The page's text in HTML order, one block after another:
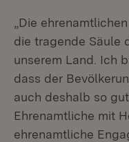
„Die
die tragende Säule
unserem Land. Ich
dass der
auch deshalb so
Ehrenamtliche mit
ehrenamtliche